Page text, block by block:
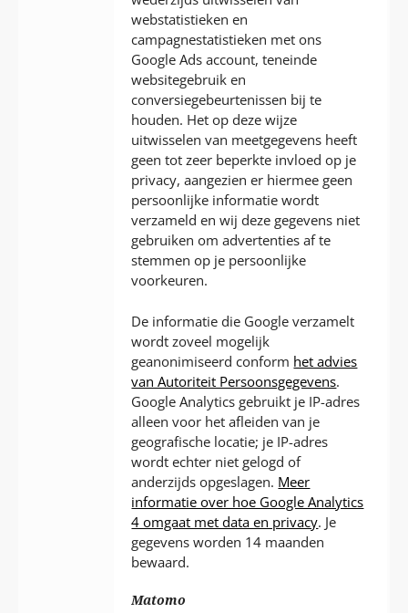
webstatistieken en
campagnestatistieken met ons
Google Ads account, teneinde
websitegebruik en
conversiegebeurtenissen bij te
houden. Het op deze wijze
uitwisselen van meetgegevens heeft
geen tot zeer beperkte invloed op je
privacy, aangezien er hiermee geen
persoonlijke informatie wordt
verzameld en wij deze gegevens niet
gebruiken om advertenties af te
stemmen op je persoonlijke
voorkeuren.
De informatie die Google verzamelt
wordt zoveel mogelijk
geanonimiseerd conform het advies
van Autoriteit Persoonsgegevens.
Google Analytics gebruikt je IP-adres
alleen voor het afleiden van je
geografische locatie; je IP-adres
wordt echter niet gelogd of
anderzijds opgeslagen. Meer
informatie over hoe Google Analytics
4 omgaat met data en privacy. Je
gegevens worden 14 maanden
bewaard.
Matomo